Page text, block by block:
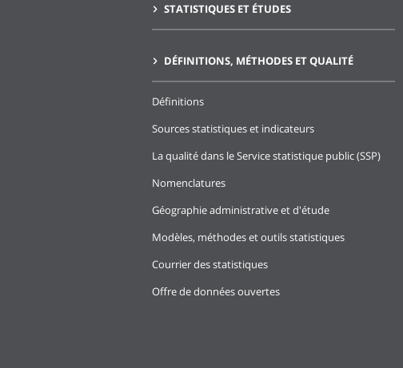
STATISTIQUES ET ÉTUDES
DÉFINITIONS, MÉTHODES ET QUALITÉ
Définitions
Sources statistiques et indicateurs
La qualité dans le Service statistique public (SSP)
Nomenclatures
Géographie administrative et d'étude
Modèles, méthodes et outils statistiques
Courrier des statistiques
Offre de données ouvertes